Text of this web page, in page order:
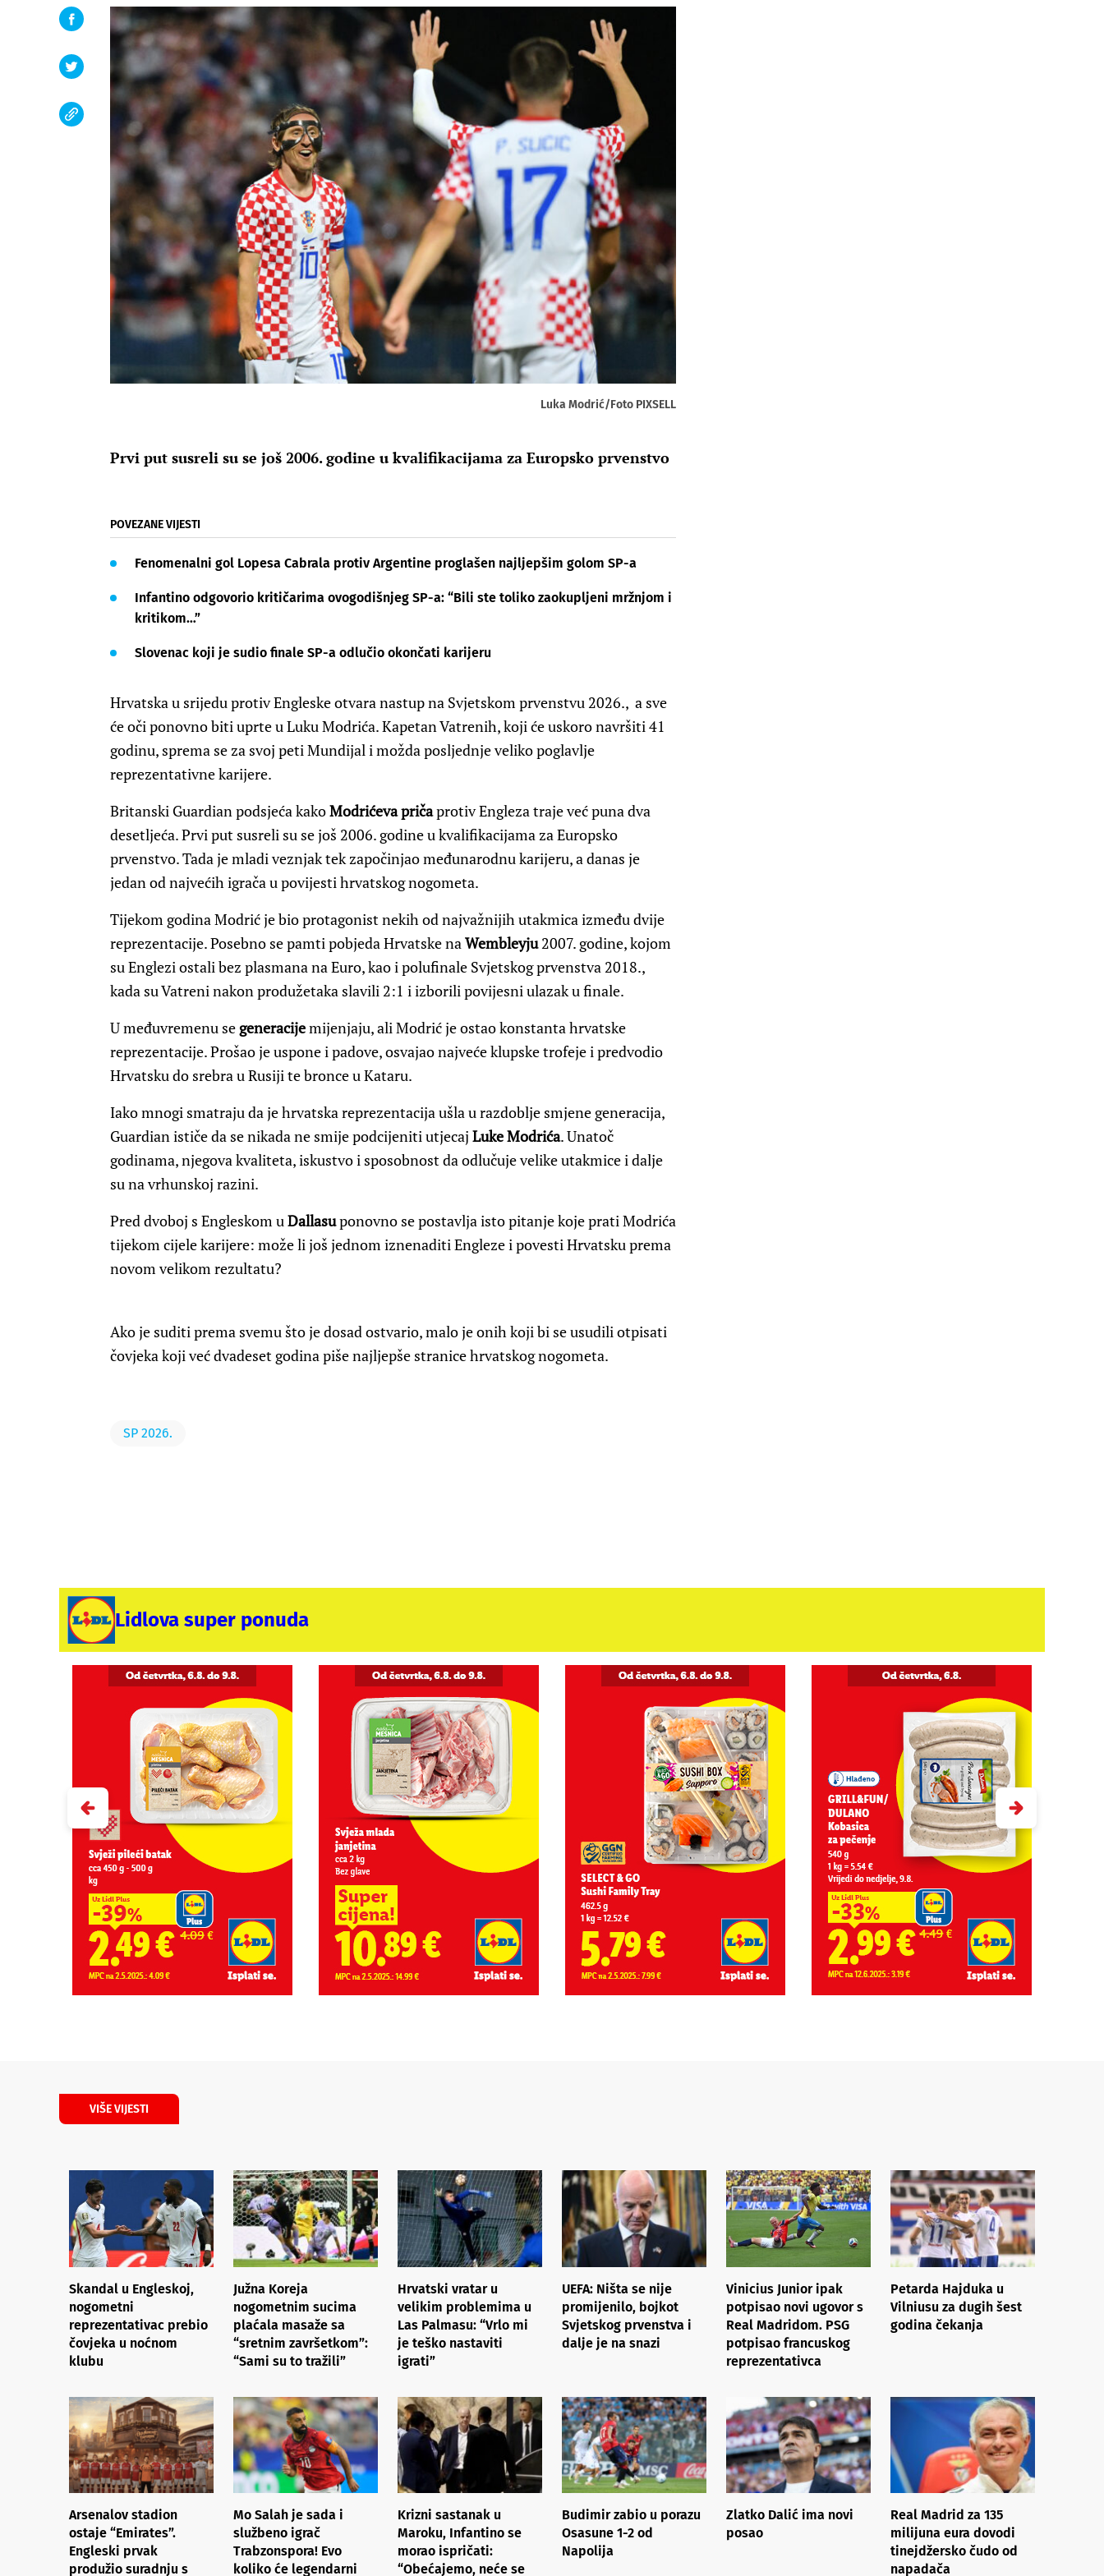
Luka Modrić/Foto PIXSELL
Prvi put susreli su se još 2006. godine u kvalifikacijama za Europsko prvenstvo
POVEZANE VIJESTI
Fenomenalni gol Lopesa Cabrala protiv Argentine proglašen najljepšim golom SP-a
Infantino odgovorio kritičarima ovogodišnjeg SP-a: “Bili ste toliko zaokupljeni mržnjom i
kritikom…”
Slovenac koji je sudio finale SP-a odlučio okončati karijeru
Hrvatska u srijedu protiv Engleske otvara nastup na Svjetskom prvenstvu 2026., a sve
će oči ponovno biti uprte u Luku Modrića. Kapetan Vatrenih, koji će uskoro navršiti 41
godinu, sprema se za svoj peti Mundijal i možda posljednje veliko poglavlje
reprezentativne karijere.
Britanski Guardian podsjeća kakoModrićeva pričaprotiv Engleza traje već puna dva
desetljeća. Prvi put susreli su se još 2006. godine u kvalifikacijama za Europsko
prvenstvo. Tada je mladi veznjak tek započinjao međunarodnu karijeru, a danas je
jedan od najvećih igrača u povijesti hrvatskog nogometa.
Tijekom godina Modrić je bio protagonist nekih od najvažnijih utakmica između dvije
reprezentacije. Posebno se pamti pobjeda Hrvatske naWembleyju2007. godine, kojom
su Englezi ostali bez plasmana na Euro, kao i polufinale Svjetskog prvenstva 2018.,
kada su Vatreni nakon produžetaka slavili 2:1 i izborili povijesni ulazak u finale.
U međuvremenu segeneracijemijenjaju, ali Modrić je ostao konstanta hrvatske
reprezentacije. Prošao je uspone i padove, osvajao najveće klupske trofeje i predvodio
Hrvatsku do srebra u Rusiji te bronce u Kataru.
Iako mnogi smatraju da je hrvatska reprezentacija ušla u razdoblje smjene generacija,
Guardian ističe da se nikada ne smije podcijeniti utjecaj Luke Modrića. Unatoč
godinama, njegova kvaliteta, iskustvo i sposobnost da odlučuje velike utakmice i dalje
su na vrhunskoj razini.
Pred dvoboj s Engleskom uDallasuponovno se postavlja isto pitanje koje prati Modrića
tijekom cijele karijere: može li još jednom iznenaditi Engleze i povesti Hrvatsku prema
novom velikom rezultatu?
Ako je suditi prema svemu što je dosad ostvario, malo je onih koji bi se usudili otpisati
čovjeka koji već dvadeset godina piše najljepše stranice hrvatskog nogometa.
SP 2026.
Lidlova super ponuda
VIŠE VIJESTI
Skandal u Engleskoj,
nogometni
reprezentativac prebio
čovjeka u noćnom
klubu
Južna Koreja
nogometnim sucima
plaćala masaže sa
“sretnim završetkom”:
“Sami su to tražili”
Hrvatski vratar u
velikim problemima u
Las Palmasu: “Vrlo mi
je teško nastaviti
igrati”
UEFA: Ništa se nije
promijenilo, bojkot
Svjetskog prvenstva i
dalje je na snazi
Vinicius Junior ipak
potpisao novi ugovor s
Real Madridom. PSG
potpisao francuskog
reprezentativca
Petarda Hajduka u
Vilniusu za dugih šest
godina čekanja
Arsenalov stadion
ostaje “Emirates”.
Engleski prvak
produžio suradnju s
Mo Salah je sada i
službeno igrač
Trabzonspora! Evo
koliko će legendarni
Krizni sastanak u
Maroku, Infantino se
morao ispričati:
“Obećajemo, neće se
Budimir zabio u porazu
Osasune 1-2 od
Napolija
Zlatko Dalić ima novi
posao
Real Madrid za 135
milijuna eura dovodi
tinejdžersko čudo od
napadača